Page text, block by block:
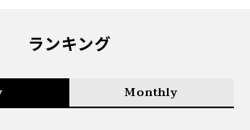
ランキング
Monthly